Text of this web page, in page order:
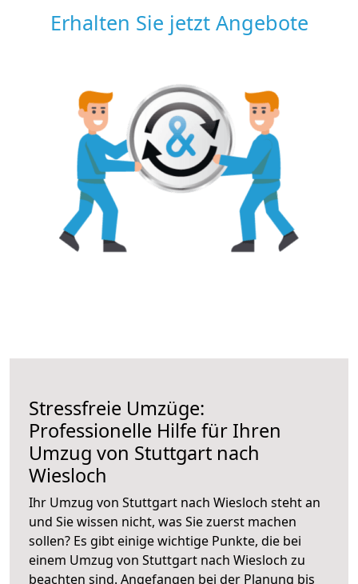
Erhalten Sie jetzt Angebote
Stressfreie Umzüge:
Professionelle Hilfe für Ihren
Umzug von Stuttgart nach
Wiesloch
Ihr Umzug von Stuttgart nach Wiesloch steht an
und Sie wissen nicht, was Sie zuerst machen
sollen? Es gibt einige wichtige Punkte, die bei
einem Umzug von Stuttgart nach Wiesloch zu
beachten sind. Angefangen bei der Planung bis